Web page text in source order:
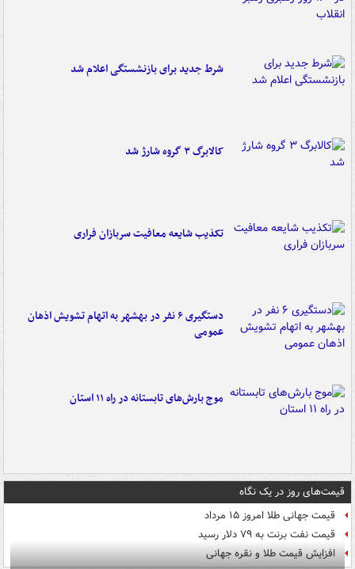
شرط جدید برای بازنشستگی اعلام شد
کالابرگ ۳ گروه شارژ شد
تکذیب شایعه معافیت سربازان فراری
دستگیری ۶ نفر در بهشهر به اتهام تشویش اذهان
عمومی
موج بارش‌های تابستانه در راه ۱۱ استان
قیمت‌های روز در یک نگاه
قیمت جهانی طلا امروز ۱۵ مرداد
قیمت نفت برنت به ۷۹ دلار رسید
افزایش قیمت طلا و نقره جهانی